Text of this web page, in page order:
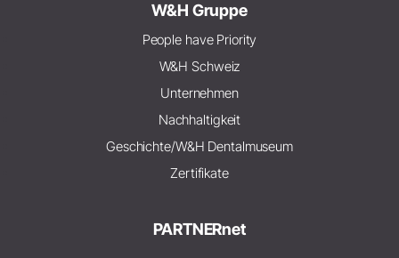
W&H Gruppe
People have Priority
W&H Schweiz
Unternehmen
Nachhaltigkeit
Geschichte/W&H Dentalmuseum
Zertifikate
PARTNERnet